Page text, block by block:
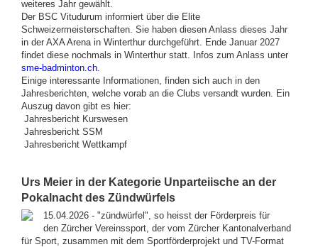
weiteres Jahr gewählt.
Der BSC Vitudurum informiert über die Elite
Schweizermeisterschaften. Sie haben diesen Anlass dieses Jahr
in der AXA Arena in Winterthur durchgeführt. Ende Januar 2027
findet diese nochmals in Winterthur statt. Infos zum Anlass unter
sme-badminton.ch
Einige interessante Informationen, finden sich auch in den
Jahresberichten, welche vorab an die Clubs versandt wurden. Ein
Auszug davon gibt es hier:
Jahresbericht Kurswesen
Jahresbericht SSM
Jahresbericht Wettkampf
Urs Meier in der Kategorie Unparteiische an der
Pokalnacht des Zündwürfels
15.04.2026 - "zündwürfel", so heisst der Förderpreis für
den Zürcher Vereinssport, der vom Zürcher Kantonalverband
für Sport, zusammen mit dem Sportförderprojekt und TV-Format